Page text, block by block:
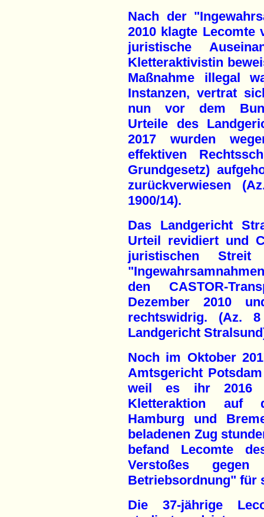
Nach der
2010 klagte Lecomte
juristische
Kletteraktivistin
Maßnahme illegal
Instanzen, vertrat
nun vor dem
Urteile des
2017 wurden
effektiven
Grundgesetz)
zurückverwiesen
1900/14).
Das Landgericht
Urteil revidiert und
juristischen Streit
den CASTOR-
Dezember 2010
rechtswidrig. (Az.
Landgericht
Noch im Oktober
Amtsgericht
weil es ihr 2016
Kletteraktion auf
Hamburg und
beladenen Zug
befand Lecomte
Verstoßes
Betriebsordnung" für
Die 37-jährige